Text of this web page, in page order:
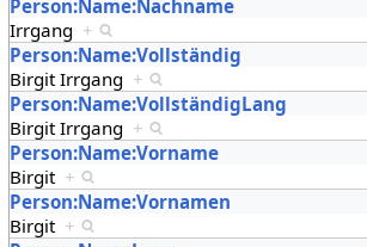
Person:Name:Nachname
Irrgang +
Person:Name:Vollständig
Birgit Irrgang +
Person:Name:VollständigLang
Birgit Irrgang +
Person:Name:Vorname
Birgit +
Person:Name:Vornamen
Birgit +